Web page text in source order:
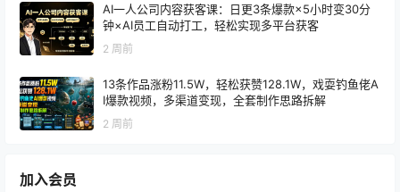
AI一人公司内容获客课：日更3条爆款×5小时变30分
钟×AI员工自动打工，轻松实现多平台获客
2 周前
13条作品涨粉11.5W，轻松获赞128.1W，戏耍钓鱼佬A
I爆款视频，多渠道变现，全套制作思路拆解
2 周前
加入会员